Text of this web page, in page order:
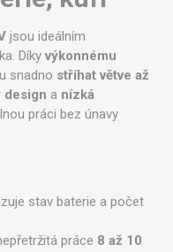
jsou ideálním
Díky výkonnému
snadno stříhat větve až
design a nízká
práci bez únavy
stav baterie a počet
práce 8 až 10